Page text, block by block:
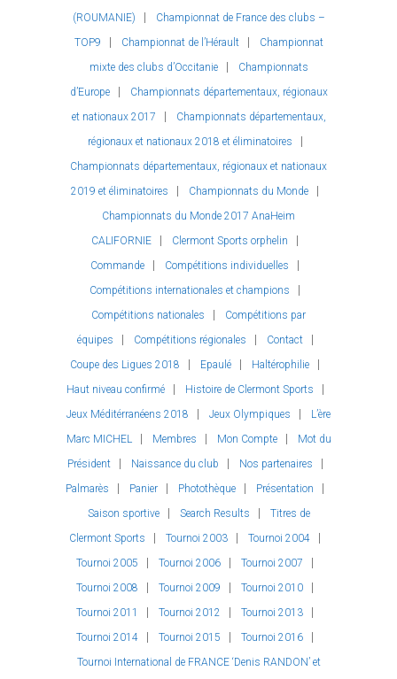
(ROUMANIE)
Championnat de France des clubs –
TOP9
Championnat de l’Hérault
Championnat
mixte des clubs d’Occitanie
Championnats
d’Europe
Championnats départementaux, régionaux
et nationaux 2017
Championnats départementaux,
régionaux et nationaux 2018 et éliminatoires
Championnats départementaux, régionaux et nationaux
2019 et éliminatoires
Championnats du Monde
Championnats du Monde 2017 AnaHeim
CALIFORNIE
Clermont Sports orphelin
Commande
Compétitions individuelles
Compétitions internationales et champions
Compétitions nationales
Compétitions par
équipes
Compétitions régionales
Contact
Coupe des Ligues 2018
Epaulé
Haltérophilie
Haut niveau confirmé
Histoire de Clermont Sports
Jeux Méditérranéens 2018
Jeux Olympiques
L’ère
Marc MICHEL
Membres Mon Compte
Mot du
Président
Naissance du club
Nos partenaires
Palmarès
Panier Photothèque
Présentation
Saison sportive
Search Results
Titres de
Clermont Sports
Tournoi 2003
Tournoi 2004
Tournoi 2005
Tournoi 2006
Tournoi 2007
Tournoi 2008
Tournoi 2009
Tournoi 2010
Tournoi 2011
Tournoi 2012
Tournoi 2013
Tournoi 2014
Tournoi 2015
Tournoi 2016
Tournoi International de FRANCE ‘Denis RANDON’ et